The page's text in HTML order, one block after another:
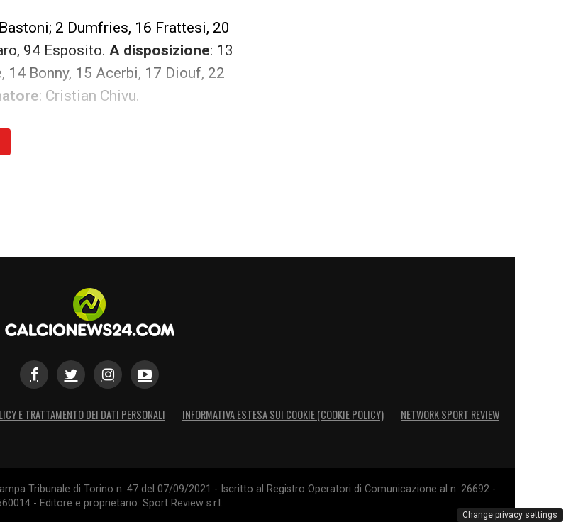
2 Dumfries, 16 Frattesi, 20
94 Esposito. A disposizione: 13
Bonny, 15 Acerbi, 17 Diouf, 22
: Cristian Chivu.
E TRATTAMENTO DEI DATI PERSONALI INFORMATIVA ESTESA SUI COOKIE (COOKIE POLICY) NETWORK SPORT REVIEW
Tribunale di Torino n. 47 del 07/09/2021 - Iscritto al Registro Operatori di Comunicazione al n. 26692 -
- Editore e proprietario: Sport Review s.r.l.
Change privacy settings